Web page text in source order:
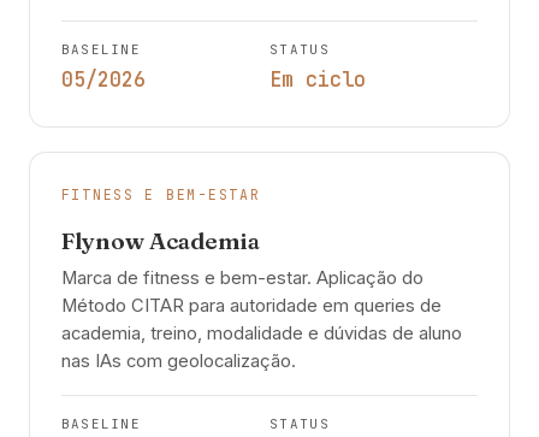
BASELINE
05/2026
STATUS
Em ciclo
FITNESS E BEM-ESTAR
Flynow Academia
Marca de fitness e bem-estar. Aplicação do
Método CITAR para autoridade em queries de
academia, treino, modalidade e dúvidas de aluno
nas IAs com geolocalização.
BASELINE STATUS